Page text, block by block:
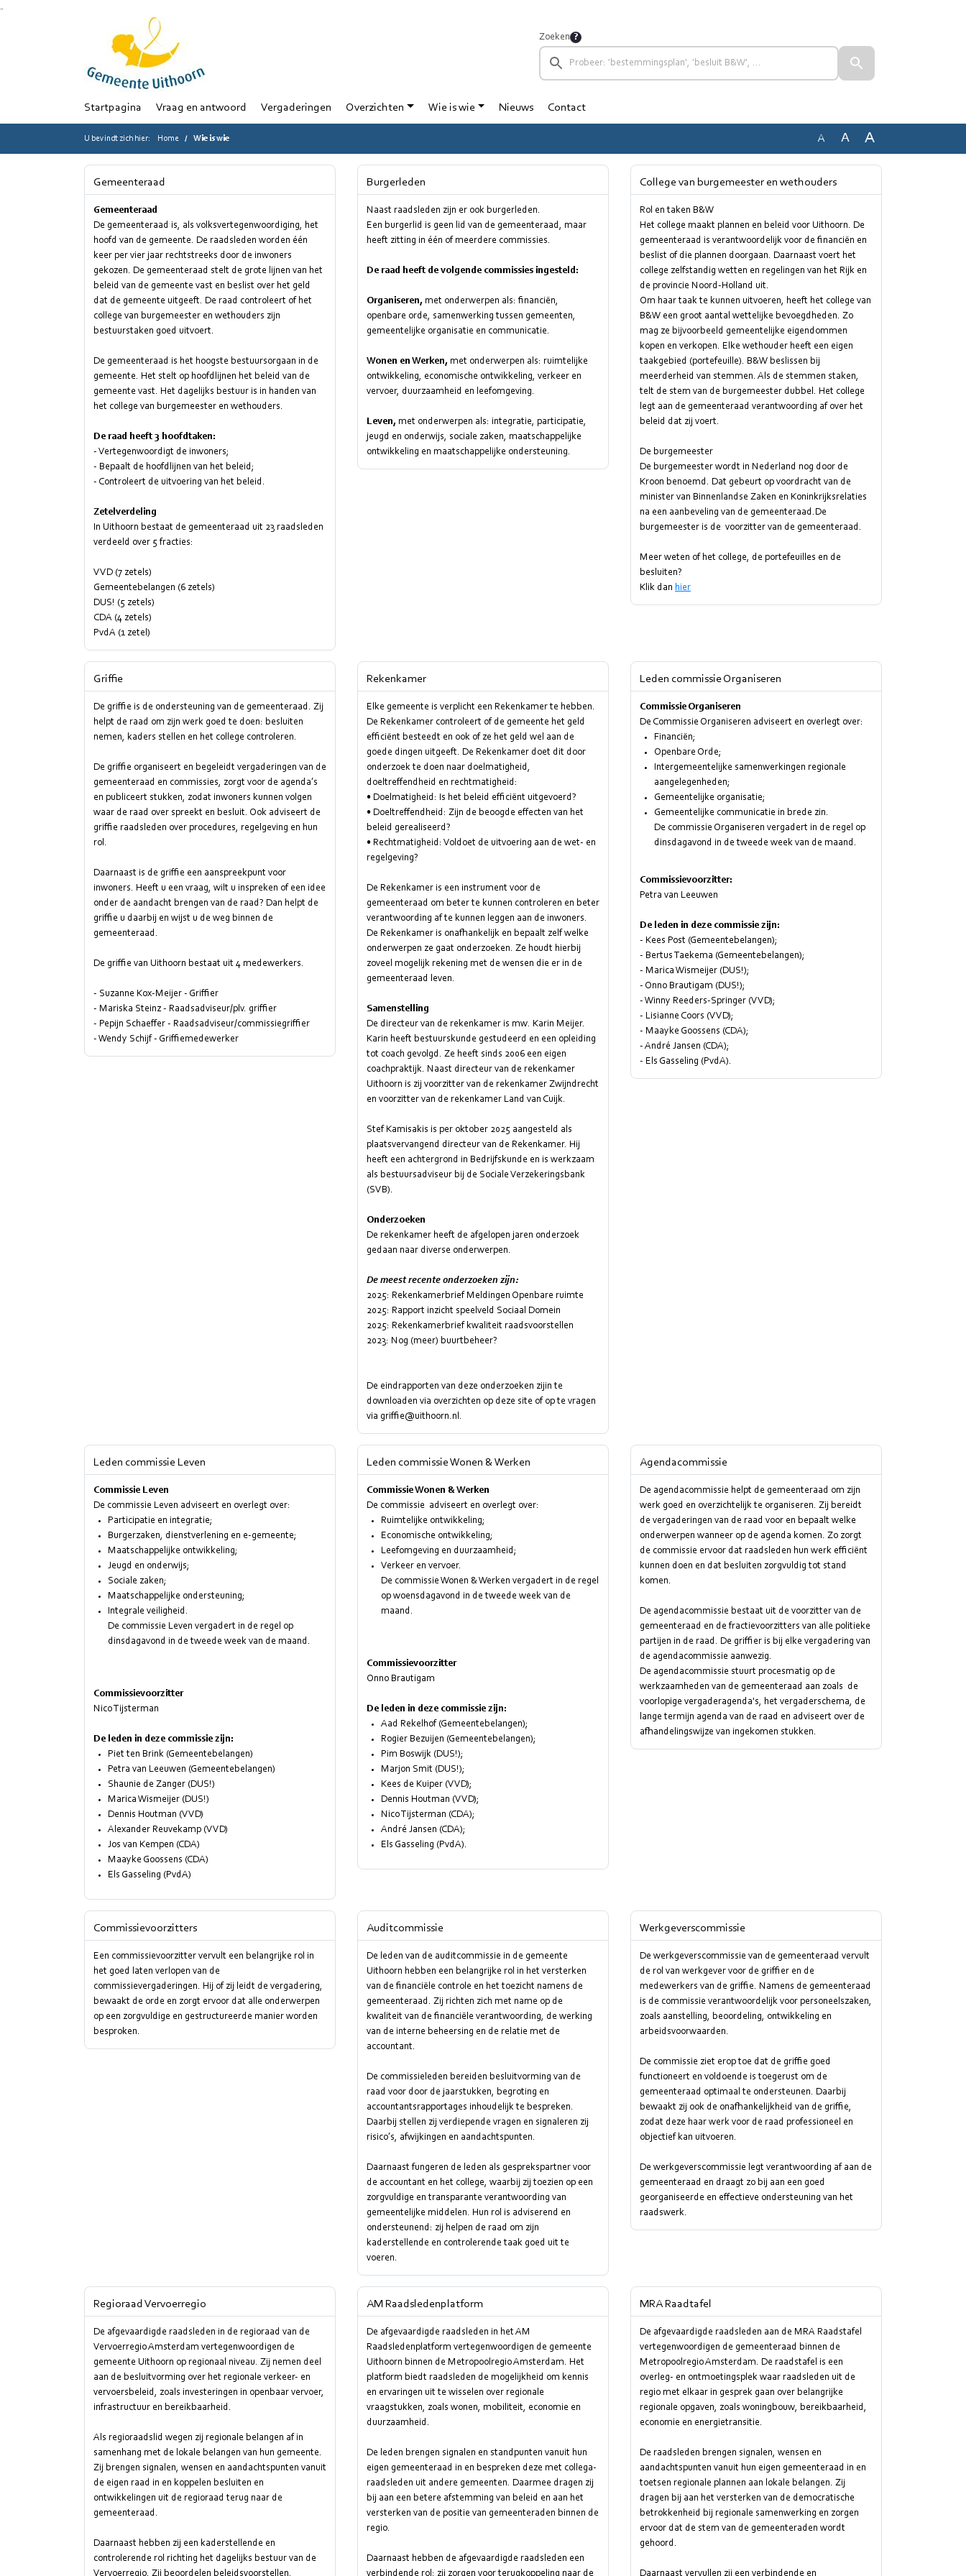
Ga naar de inhoud van deze pagina
Zoeken
Startpagina Vraag en antwoord Vergaderingen Overzichten Wie is wie Nieuws Contact
U bevindt zich hier: Home Wie is wie A A A
Gemeenteraad
Gemeenteraad
De gemeenteraad is, als volksvertegenwoordiging, het
hoofd van de gemeente. De raadsleden worden één
keer per vier jaar rechtstreeks door de inwoners
gekozen. De gemeenteraad stelt de grote lijnen van het
beleid van de gemeente vast en beslist over het geld
dat de gemeente uitgeeft. De raad controleert of het
college van burgemeester en wethouders zijn
bestuurstaken goed uitvoert.
De gemeenteraad is het hoogste bestuursorgaan in de
gemeente. Het stelt op hoofdlijnen het beleid van de
gemeente vast. Het dagelijks bestuur is in handen van
het college van burgemeester en wethouders.
De raad heeft 3 hoofdtaken:
- Vertegenwoordigt de inwoners;
- Bepaalt de hoofdlijnen van het beleid;
- Controleert de uitvoering van het beleid.
Zetelverdeling
In Uithoorn bestaat de gemeenteraad uit 23 raadsleden
verdeeld over 5 fracties:
VVD (7 zetels)
Gemeentebelangen (6 zetels)
DUS! (5 zetels)
CDA (4 zetels)
PvdA (1 zetel)
Burgerleden
Naast raadsleden zijn er ook burgerleden.
Een burgerlid is geen lid van de gemeenteraad, maar
heeft zitting in één of meerdere commissies.
De raad heeft de volgende commissies ingesteld:
Organiseren, met onderwerpen als: financiën,
openbare orde, samenwerking tussen gemeenten,
gemeentelijke organisatie en communicatie.
Wonen en Werken, met onderwerpen als: ruimtelijke
ontwikkeling, economische ontwikkeling, verkeer en
vervoer, duurzaamheid en leefomgeving.
Leven, met onderwerpen als: integratie, participatie,
jeugd en onderwijs, sociale zaken, maatschappelijke
ontwikkeling en maatschappelijke ondersteuning.
College van burgemeester en wethouders
Rol en taken B&W
Het college maakt plannen en beleid voor Uithoorn. De
gemeenteraad is verantwoordelijk voor de financiën en
beslist of die plannen doorgaan. Daarnaast voert het
college zelfstandig wetten en regelingen van het Rijk en
de provincie Noord-Holland uit.
Om haar taak te kunnen uitvoeren, heeft het college van
B&W een groot aantal wettelijke bevoegdheden. Zo
mag ze bijvoorbeeld gemeentelijke eigendommen
kopen en verkopen. Elke wethouder heeft een eigen
taakgebied (portefeuille). B&W beslissen bij
meerderheid van stemmen. Als de stemmen staken,
telt de stem van de burgemeester dubbel. Het college
legt aan de gemeenteraad verantwoording af over het
beleid dat zij voert.
De burgemeester
De burgemeester wordt in Nederland nog door de
Kroon benoemd. Dat gebeurt op voordracht van de
minister van Binnenlandse Zaken en Koninkrijksrelaties
na een aanbeveling van de gemeenteraad.De
burgemeester is de voorzitter van de gemeenteraad.
Meer weten of het college, de portefeuilles en de
besluiten?
Klik dan hier
Griffie
De griffie is de ondersteuning van de gemeenteraad. Zij
helpt de raad om zijn werk goed te doen: besluiten
nemen, kaders stellen en het college controleren.
De griffie organiseert en begeleidt vergaderingen van de
gemeenteraad en commissies, zorgt voor de agenda’s
en publiceert stukken, zodat inwoners kunnen volgen
waar de raad over spreekt en besluit. Ook adviseert de
griffie raadsleden over procedures, regelgeving en hun
rol.
Daarnaast is de griffie een aanspreekpunt voor
inwoners. Heeft u een vraag, wilt u inspreken of een idee
onder de aandacht brengen van de raad? Dan helpt de
griffie u daarbij en wijst u de weg binnen de
gemeenteraad.
De griffie van Uithoorn bestaat uit 4 medewerkers.
- Suzanne Kox-Meijer - Griffier
- Mariska Steinz - Raadsadviseur/plv. griffier
- Pepijn Schaeffer - Raadsadviseur/commissiegriffier
- Wendy Schijf - Griffiemedewerker
Rekenkamer
Elke gemeente is verplicht een Rekenkamer te hebben.
De Rekenkamer controleert of de gemeente het geld
efficiënt besteedt en ook of ze het geld wel aan de
goede dingen uitgeeft. De Rekenkamer doet dit door
onderzoek te doen naar doelmatigheid,
doeltreffendheid en rechtmatigheid:
• Doelmatigheid: Is het beleid efficiënt uitgevoerd?
• Doeltreffendheid: Zijn de beoogde effecten van het
beleid gerealiseerd?
• Rechtmatigheid: Voldoet de uitvoering aan de wet- en
regelgeving?
De Rekenkamer is een instrument voor de
gemeenteraad om beter te kunnen controleren en beter
verantwoording af te kunnen leggen aan de inwoners.
De Rekenkamer is onafhankelijk en bepaalt zelf welke
onderwerpen ze gaat onderzoeken. Ze houdt hierbij
zoveel mogelijk rekening met de wensen die er in de
gemeenteraad leven.
Samenstelling
De directeur van de rekenkamer is mw. Karin Meijer.
Karin heeft bestuurskunde gestudeerd en een opleiding
tot coach gevolgd. Ze heeft sinds 2006 een eigen
coachpraktijk. Naast directeur van de rekenkamer
Uithoorn is zij voorzitter van de rekenkamer Zwijndrecht
en voorzitter van de rekenkamer Land van Cuijk.
Stef Kamisakis is per oktober 2025 aangesteld als
plaatsvervangend directeur van de Rekenkamer. Hij
heeft een achtergrond in Bedrijfskunde en is werkzaam
als bestuursadviseur bij de Sociale Verzekeringsbank
(SVB).
Onderzoeken
De rekenkamer heeft de afgelopen jaren onderzoek
gedaan naar diverse onderwerpen.
De meest recente onderzoeken zijn:
2025: Rekenkamerbrief Meldingen Openbare ruimte
2025: Rapport inzicht speelveld Sociaal Domein
2025: Rekenkamerbrief kwaliteit raadsvoorstellen
2023: Nog (meer) buurtbeheer?
De eindrapporten van deze onderzoeken zijin te
downloaden via overzichten op deze site of op te vragen
via griffie@uithoorn.nl.
Leden commissie Organiseren
Commissie Organiseren
De Commissie Organiseren adviseert en overlegt over:
Financiën;
Openbare Orde;
Intergemeentelijke samenwerkingen regionale
aangelegenheden;
Gemeentelijke organisatie;
Gemeentelijke communicatie in brede zin.
De commissie Organiseren vergadert in de regel op
dinsdagavond in de tweede week van de maand.
Commissievoorzitter:
Petra van Leeuwen
De leden in deze commissie zijn:
- Kees Post (Gemeentebelangen);
- Bertus Taekema (Gemeentebelangen);
- Marica Wismeijer (DUS!);
- Onno Brautigam (DUS!);
- Winny Reeders-Springer (VVD);
- Lisianne Coors (VVD);
- Maayke Goossens (CDA);
- André Jansen (CDA);
- Els Gasseling (PvdA).
Leden commissie Leven
Commissie Leven
De commissie Leven adviseert en overlegt over:
Participatie en integratie;
Burgerzaken, dienstverlening en e-gemeente;
Maatschappelijke ontwikkeling;
Jeugd en onderwijs;
Sociale zaken;
Maatschappelijke ondersteuning;
Integrale veiligheid.
De commissie Leven vergadert in de regel op
dinsdagavond in de tweede week van de maand.
Commissievoorzitter
Nico Tijsterman
De leden in deze commissie zijn:
Piet ten Brink (Gemeentebelangen)
Petra van Leeuwen (Gemeentebelangen)
Shaunie de Zanger (DUS!)
Marica Wismeijer (DUS!)
Dennis Houtman (VVD)
Alexander Reuvekamp (VVD)
Jos van Kempen (CDA)
Maayke Goossens (CDA)
Els Gasseling (PvdA)
Leden commissie Wonen & Werken
Commissie Wonen & Werken
De commissie adviseert en overlegt over:
Ruimtelijke ontwikkeling;
Economische ontwikkeling;
Leefomgeving en duurzaamheid;
Verkeer en vervoer.
De commissie Wonen & Werken vergadert in de regel
op woensdagavond in de tweede week van de
maand.
Commissievoorzitter
Onno Brautigam
De leden in deze commissie zijn:
Aad Rekelhof (Gemeentebelangen);
Rogier Bezuijen (Gemeentebelangen);
Pim Boswijk (DUS!);
Marjon Smit (DUS!);
Kees de Kuiper (VVD);
Dennis Houtman (VVD);
Nico Tijsterman (CDA);
André Jansen (CDA);
Els Gasseling (PvdA).
Agendacommissie
De agendacommissie helpt de gemeenteraad om zijn
werk goed en overzichtelijk te organiseren. Zij bereidt
de vergaderingen van de raad voor en bepaalt welke
onderwerpen wanneer op de agenda komen. Zo zorgt
de commissie ervoor dat raadsleden hun werk efficiënt
kunnen doen en dat besluiten zorgvuldig tot stand
komen.
De agendacommissie bestaat uit de voorzitter van de
gemeenteraad en de fractievoorzitters van alle politieke
partijen in de raad. De griffier is bij elke vergadering van
de agendacommissie aanwezig.
De agendacommissie stuurt procesmatig op de
werkzaamheden van de gemeenteraad aan zoals de
voorlopige vergaderagenda's, het vergaderschema, de
lange termijn agenda van de raad en adviseert over de
afhandelingswijze van ingekomen stukken.
Commissievoorzitters
Een commissievoorzitter vervult een belangrijke rol in
het goed laten verlopen van de
commissievergaderingen. Hij of zij leidt de vergadering,
bewaakt de orde en zorgt ervoor dat alle onderwerpen
op een zorgvuldige en gestructureerde manier worden
besproken.
Auditcommissie
De leden van de auditcommissie in de gemeente
Uithoorn hebben een belangrijke rol in het versterken
van de financiële controle en het toezicht namens de
gemeenteraad. Zij richten zich met name op de
kwaliteit van de financiële verantwoording, de werking
van de interne beheersing en de relatie met de
accountant.
De commissieleden bereiden besluitvorming van de
raad voor door de jaarstukken, begroting en
accountantsrapportages inhoudelijk te bespreken.
Daarbij stellen zij verdiepende vragen en signaleren zij
risico’s, afwijkingen en aandachtspunten.
Daarnaast fungeren de leden als gesprekspartner voor
de accountant en het college, waarbij zij toezien op een
zorgvuldige en transparante verantwoording van
gemeentelijke middelen. Hun rol is adviserend en
ondersteunend: zij helpen de raad om zijn
kaderstellende en controlerende taak goed uit te
voeren.
Werkgeverscommissie
De werkgeverscommissie van de gemeenteraad vervult
de rol van werkgever voor de griffier en de
medewerkers van de griffie. Namens de gemeenteraad
is de commissie verantwoordelijk voor personeelszaken,
zoals aanstelling, beoordeling, ontwikkeling en
arbeidsvoorwaarden.
De commissie ziet erop toe dat de griffie goed
functioneert en voldoende is toegerust om de
gemeenteraad optimaal te ondersteunen. Daarbij
bewaakt zij ook de onafhankelijkheid van de griffie,
zodat deze haar werk voor de raad professioneel en
objectief kan uitvoeren.
De werkgeverscommissie legt verantwoording af aan de
gemeenteraad en draagt zo bij aan een goed
georganiseerde en effectieve ondersteuning van het
raadswerk.
Regioraad Vervoerregio
De afgevaardigde raadsleden in de regioraad van de
Vervoerregio Amsterdam vertegenwoordigen de
gemeente Uithoorn op regionaal niveau. Zij nemen deel
aan de besluitvorming over het regionale verkeer- en
vervoersbeleid, zoals investeringen in openbaar vervoer,
infrastructuur en bereikbaarheid.
Als regioraadslid wegen zij regionale belangen af in
samenhang met de lokale belangen van hun gemeente.
Zij brengen signalen, wensen en aandachtspunten vanuit
de eigen raad in en koppelen besluiten en
ontwikkelingen uit de regioraad terug naar de
gemeenteraad.
Daarnaast hebben zij een kaderstellende en
controlerende rol richting het dagelijks bestuur van de
Vervoerregio. Zij beoordelen beleidsvoorstellen,
AM Raadsledenplatform
De afgevaardigde raadsleden in het AM
Raadsledenplatform vertegenwoordigen de gemeente
Uithoorn binnen de Metropoolregio Amsterdam. Het
platform biedt raadsleden de mogelijkheid om kennis
en ervaringen uit te wisselen over regionale
vraagstukken, zoals wonen, mobiliteit, economie en
duurzaamheid.
De leden brengen signalen en standpunten vanuit hun
eigen gemeenteraad in en bespreken deze met collega-
raadsleden uit andere gemeenten. Daarmee dragen zij
bij aan een betere afstemming van beleid en aan het
versterken van de positie van gemeenteraden binnen de
regio.
Daarnaast hebben de afgevaardigde raadsleden een
verbindende rol: zij zorgen voor terugkoppeling naar de
MRA Raadtafel
De afgevaardigde raadsleden aan de MRA Raadstafel
vertegenwoordigen de gemeenteraad binnen de
Metropoolregio Amsterdam. De raadstafel is een
overleg- en ontmoetingsplek waar raadsleden uit de
regio met elkaar in gesprek gaan over belangrijke
regionale opgaven, zoals woningbouw, bereikbaarheid,
economie en energietransitie.
De raadsleden brengen signalen, wensen en
aandachtspunten vanuit hun eigen gemeenteraad in en
toetsen regionale plannen aan lokale belangen. Zij
dragen bij aan het versterken van de democratische
betrokkenheid bij regionale samenwerking en zorgen
ervoor dat de stem van de gemeenteraden wordt
gehoord.
Daarnaast vervullen zij een verbindende en